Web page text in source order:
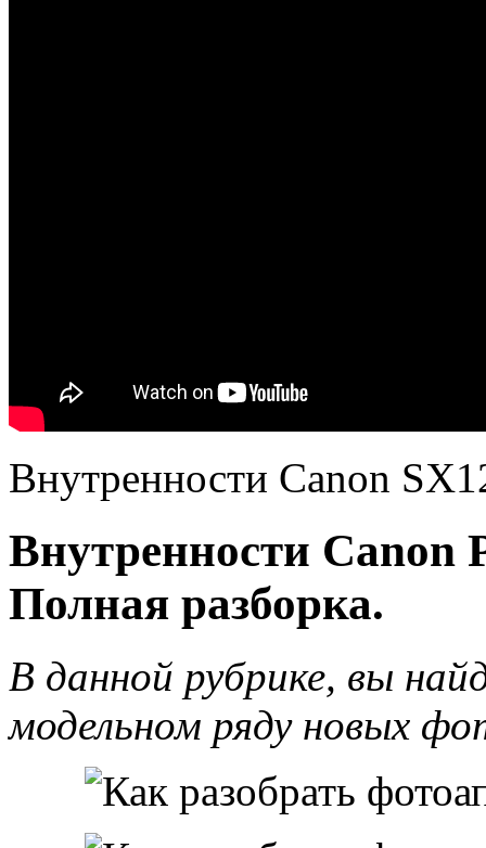
Внутренности Canon
Внутренности Canon
Полная разборка.
В данной рубрике, вы
модельном ряду новых